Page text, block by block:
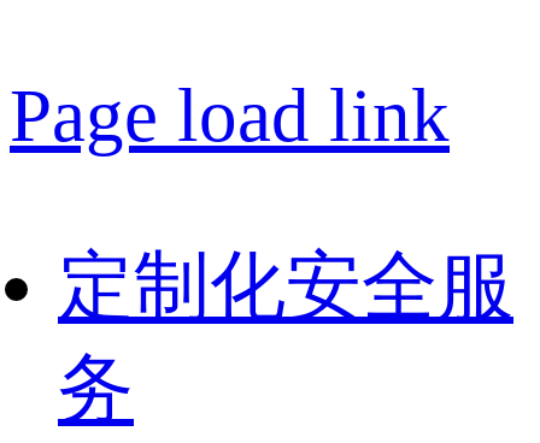
Page load link
定制化安全服
务